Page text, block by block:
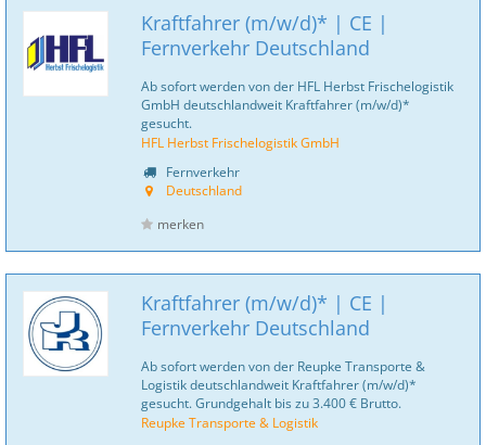
Kraftfahrer (m/w/d)* | CE |
Fernverkehr Deutschland
Ab sofort werden von der HFL Herbst Frischelogistik
GmbH deutschlandweit Kraftfahrer (m/w/d)*
gesucht.
HFL Herbst Frischelogistik GmbH
Fernverkehr
Deutschland
merken
Kraftfahrer (m/w/d)* | CE |
Fernverkehr Deutschland
Ab sofort werden von der Reupke Transporte &
Logistik deutschlandweit Kraftfahrer (m/w/d)*
gesucht. Grundgehalt bis zu 3.400 € Brutto.
Reupke Transporte & Logistik